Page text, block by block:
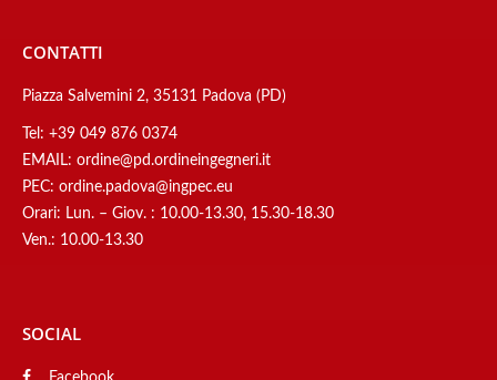
CONTATTI
Piazza Salvemini 2, 35131 Padova (PD)
Tel: +39 049 876 0374
EMAIL: ordine@pd.ordineingegneri.it
PEC: ordine.padova@ingpec.eu
Orari: Lun. – Giov. : 10.00-13.30, 15.30-18.30
Ven.: 10.00-13.30
SOCIAL